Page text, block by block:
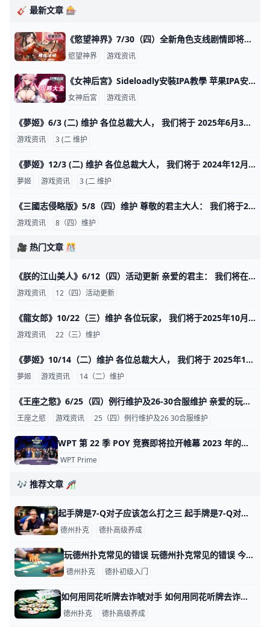
🎸 最新文章 🎰
《慾望神界》7/30（四）全新角色支线剧情即将上线 各位仙尊大人： 本周全新角色个人支线剧情正式开启，探寻家人藏于心底的过往羁绊，解锁专属浪漫篇章 一、新增内容 ▶ 【小乔】专属个人支线剧情 ▶ 【李师师
慾望神界 游戏资讯
《女神后宮》Sideloadly安裝IPA教學 苹果IPA安裝流程 安装前准备工作：* 建议使用WIN10 以上安装* 安装苹果 iTunes 下载位置 (MAC版无须安装)* 下载对应版本 Sideloadly 。 *【女神后宮】IPA
女神后宮 游戏资讯
《夢姬》6/3 (二) 维护 各位总裁大人， 我们将于 2025年6月3日(二) 10:00 (GMT+8) 进行维护更新， 预计于13:00 (GMT+8) 完成维护过程，请耐心等候。 期间玩家将无法登入及进行游戏。 为
游戏资讯 3 (二 维护
《夢姬》12/3 (二) 维护 各位总裁大人， 我们将于 2024年12月03日(二) 10:00 (GMT+8) 进行维护更新， 预计于12:00 (GMT+8) 完成维护过程， 请耐心等候。期间玩家将无法登入及进行游戏
夢姬 游戏资讯 3 (二 维护
《三國志侵略版》5/8（四）维护 尊敬的君主大人： 我们将于2025/05/08 (四) 10:00-11:30 服务器将会停机维护， 维护前请记得领取奖励，并且提早下线，感谢您的支持。 更新内容将于次日0
游戏资讯 8（四）维护
🎥 热门文章 🎊
《朕的江山美人》6/12（四）活动更新 亲爱的君主： 我们将在 6/12 更新游戏内礼包，详细内容资讯如下： 活动时间：UTC 2025/6/12 00:00 ~ 2025/6/15 23:59 促销礼包： 1.号令天下 2.白虎特惠礼包 3.灵狐特惠礼包 4.
游戏资讯 12（四）活动更新
《龍女郎》10/22（三）维护 各位玩家， 我们将于2025年10月22日(三) 10:00 GMT+8 进行维护更新， 预计于16:00 GMT+8完成维护过程，请耐心等候。 期间玩家将无法登入及进行
游戏资讯 22（三）维护
《夢姬》10/14（二）维护 各位总裁大人， 我们将于 2025年10月14日(二) 10:00 (GMT+8) 进行维护更新， 预计于13:00 (GMT+8) 完成维护过程，请耐心等候。 期间玩家将无法登入及进行游戏
夢姬 游戏资讯 14（二）维护
《王座之慾》6/25（四）例行维护及26-30合服维护 亲爱的玩家您好： 伺服器于6月26日（周四）10:00进行例行性维护，并进行26~30服合服作业， 预计维护时间约2个小时，实际维护内容还请以游
王座之慾 游戏资讯 25（四）例行维护及26 30合服维护
WPT 第 22 季 POY 竞赛即将拉开帷幕 2023 年的这个时候，Bin Weng似乎已经牢牢把握了 WPT 第 21 季年度最佳玩家的称号，因为他已经连续两次闯入 WPT 主巡回赛决赛桌，并在 WPT 塞米诺尔硬石扑克对
WPT Prime
🎶 推荐文章 🎢
起手牌是7-Q对子应该怎么打之三 起手牌是7-Q对子应该怎么打之三 起手牌是7-Q对子应该怎么打之一：https://www.moshike.com/a/581.html 4 翻牌
德州扑克 德扑高级养成
玩德州扑克常见的错误 玩德州扑克常见的错误 今天我们一起来看看玩德扑容易犯的四个问题，这四个问题分别是：总觉得别人在诈唬、太依赖直觉、拿到压制牌却不够激进和诈唬不足
德州扑克 德扑初级入门
如何用同花听牌去诈唬对手 如何用同花听牌去诈唬对手 首先要明确，不是所有的同花听牌都是一样的。在不同的同花听牌局面需要不同的策略。接下来将分析三个Hero拿着同花听牌的
德州扑克 德扑高级养成